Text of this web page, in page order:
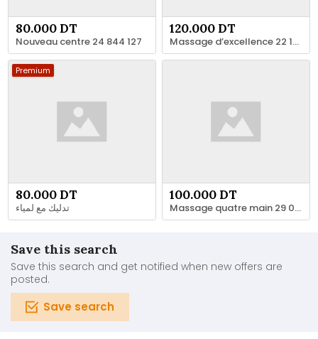
80.000 DT
Nouveau centre 24 844 127
120.000 DT
Massage d’excellence 22 148 349
Premium
80.000 DT
تدليك مع لمياء
100.000 DT
Massage quatre main 29 007 598
Save this search
Save this search and get notified when new offers are
posted.
Save search